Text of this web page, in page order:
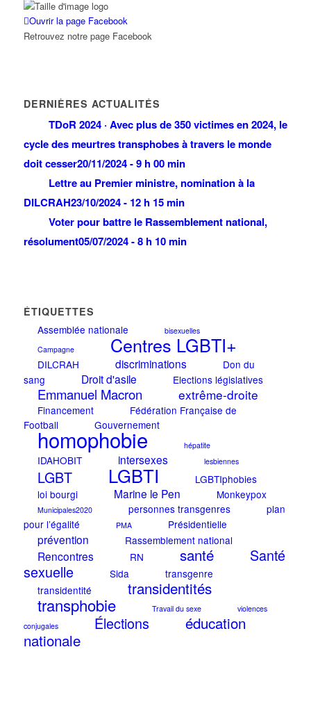
Ouvrir la page Facebook
Retrouvez notre page Facebook
DERNIÈRES ACTUALITÉS
TDoR 2024 · Avec plus de 350 victimes en 2024, le
cycle des meurtres transphobes à travers le monde
doit cesser20/11/2024 - 9 h 00 min
Lettre au Premier ministre, nomination à la
DILCRAH23/10/2024 - 12 h 15 min
Voter pour battre le Rassemblement national,
résolument05/07/2024 - 8 h 10 min
ÉTIQUETTES
Assemblée nationale
bisexuelles
Campagne
Centres LGBTI+
DILCRAH discriminations
Don du
sang
Droit d'asile Elections législatives
Emmanuel Macron extrême-droite
Financement
Fédération Française de
Football
Gouvernement
homophobie hépatite
IDAHOBIT intersexes lesbiennes
LGBT LGBTI
LGBTIphobies
loi bourgi
Marine le Pen Monkeypox
Municipales2020 personnes transgenres
plan
pour l’égalité
PMA Présidentielle
prévention Rassemblement national
Rencontres RN santé
Santé
sexuelle
Sida
transgenre
transidentité
transidentités
transphobie Travail du sexe
violences
conjugales
Élections
éducation
nationale